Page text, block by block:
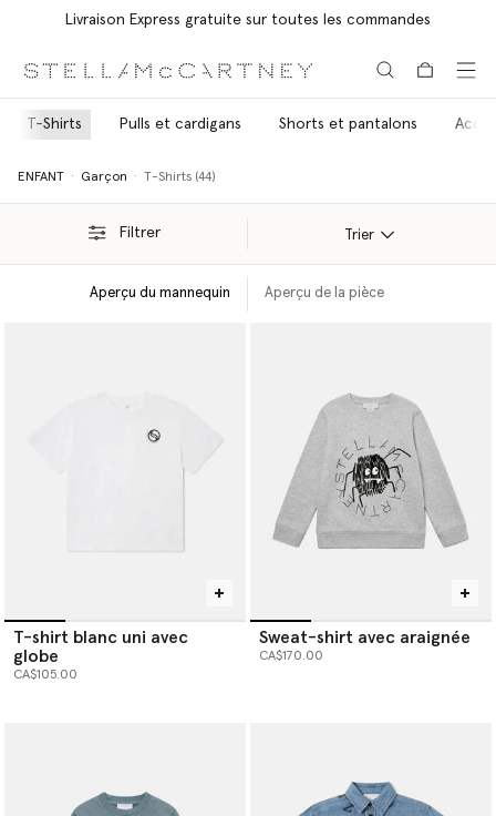
Livraison Express gratuite sur toutes les commandes
T-Shirts Pulls et cardigans Shorts et pantalons
ENFANT Garçon T-Shirts (44)
Filtrer Trier
Aperçu du mannequin Aperçu de la pièce
T-shirt blanc uni avec
globe
CA$105.00
Sweat-shirt avec araignée
CA$170.00